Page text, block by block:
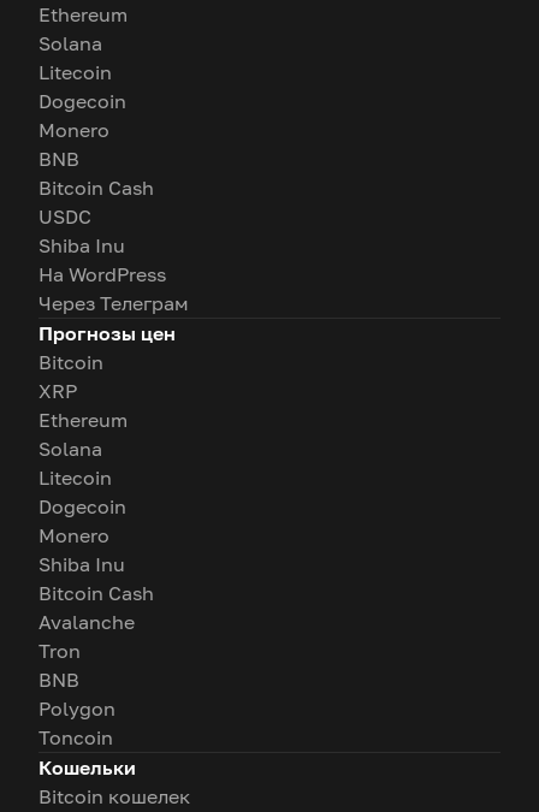
Ethereum
Solana
Litecoin
Dogecoin
Monero
BNB
Bitcoin Cash
USDC
Shiba Inu
На WordPress
Через Телеграм
Прогнозы цен
Bitcoin
XRP
Ethereum
Solana
Litecoin
Dogecoin
Monero
Shiba Inu
Bitcoin Cash
Avalanche
Tron
BNB
Polygon
Toncoin
Кошельки
Bitcoin кошелек